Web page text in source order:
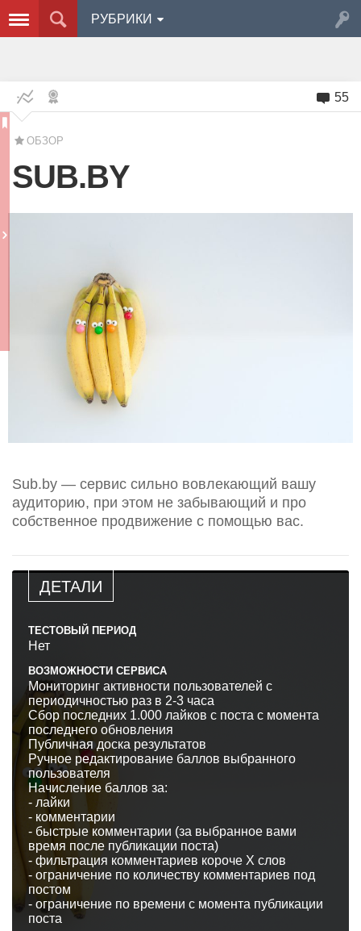
РУБРИКИ
55
ОБЗОР
SUB.BY
Sub.by — сервис сильно вовлекающий вашу
аудиторию, при этом не забывающий и про
собственное продвижение с помощью вас.
ДЕТАЛИ
ТЕСТОВЫЙ ПЕРИОД
Нет
ВОЗМОЖНОСТИ СЕРВИСА
Мониторинг активности пользователей с
периодичностью раз в 2-3 часа
Сбор последних 1.000 лайков с поста с момента
последнего обновления
Публичная доска результатов
Ручное редактирование баллов выбранного
пользователя
Начисление баллов за:
- лайки
- комментарии
- быстрые комментарии (за выбранное вами
время после публикации поста)
- фильтрация комментариев короче Х слов
- ограничение по количеству комментариев под
постом
- ограничение по времени с момента публикации
поста